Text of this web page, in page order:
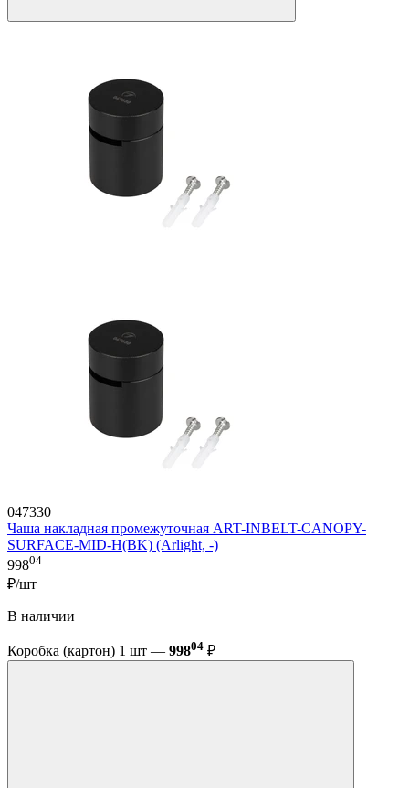
047330
Чаша накладная промежуточная ART-INBELT-CANOPY-
SURFACE-MID-H(BK) (Arlight, -)
99804
₽/шт
В наличии
Коробка (картон) 1 шт — 99804 ₽